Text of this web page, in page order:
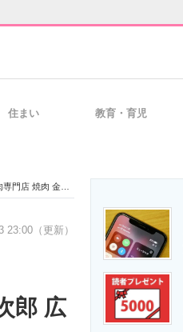
経営リーダーのコミュニティ
製造業のIT導入・活用を支援
住まい 教育・育児
版／Googleクチコミ】
23:00（更新）
郎 広